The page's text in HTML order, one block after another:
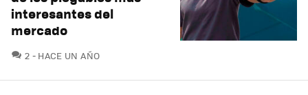
interesantes del
mercado
2 COMENTARIOS
HACE UN AÑO